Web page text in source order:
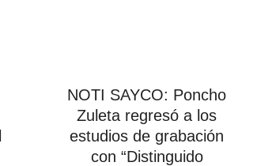
NOTI SAYCO: Poncho
Zuleta regresó a los
estudios de grabación
con “Distinguido